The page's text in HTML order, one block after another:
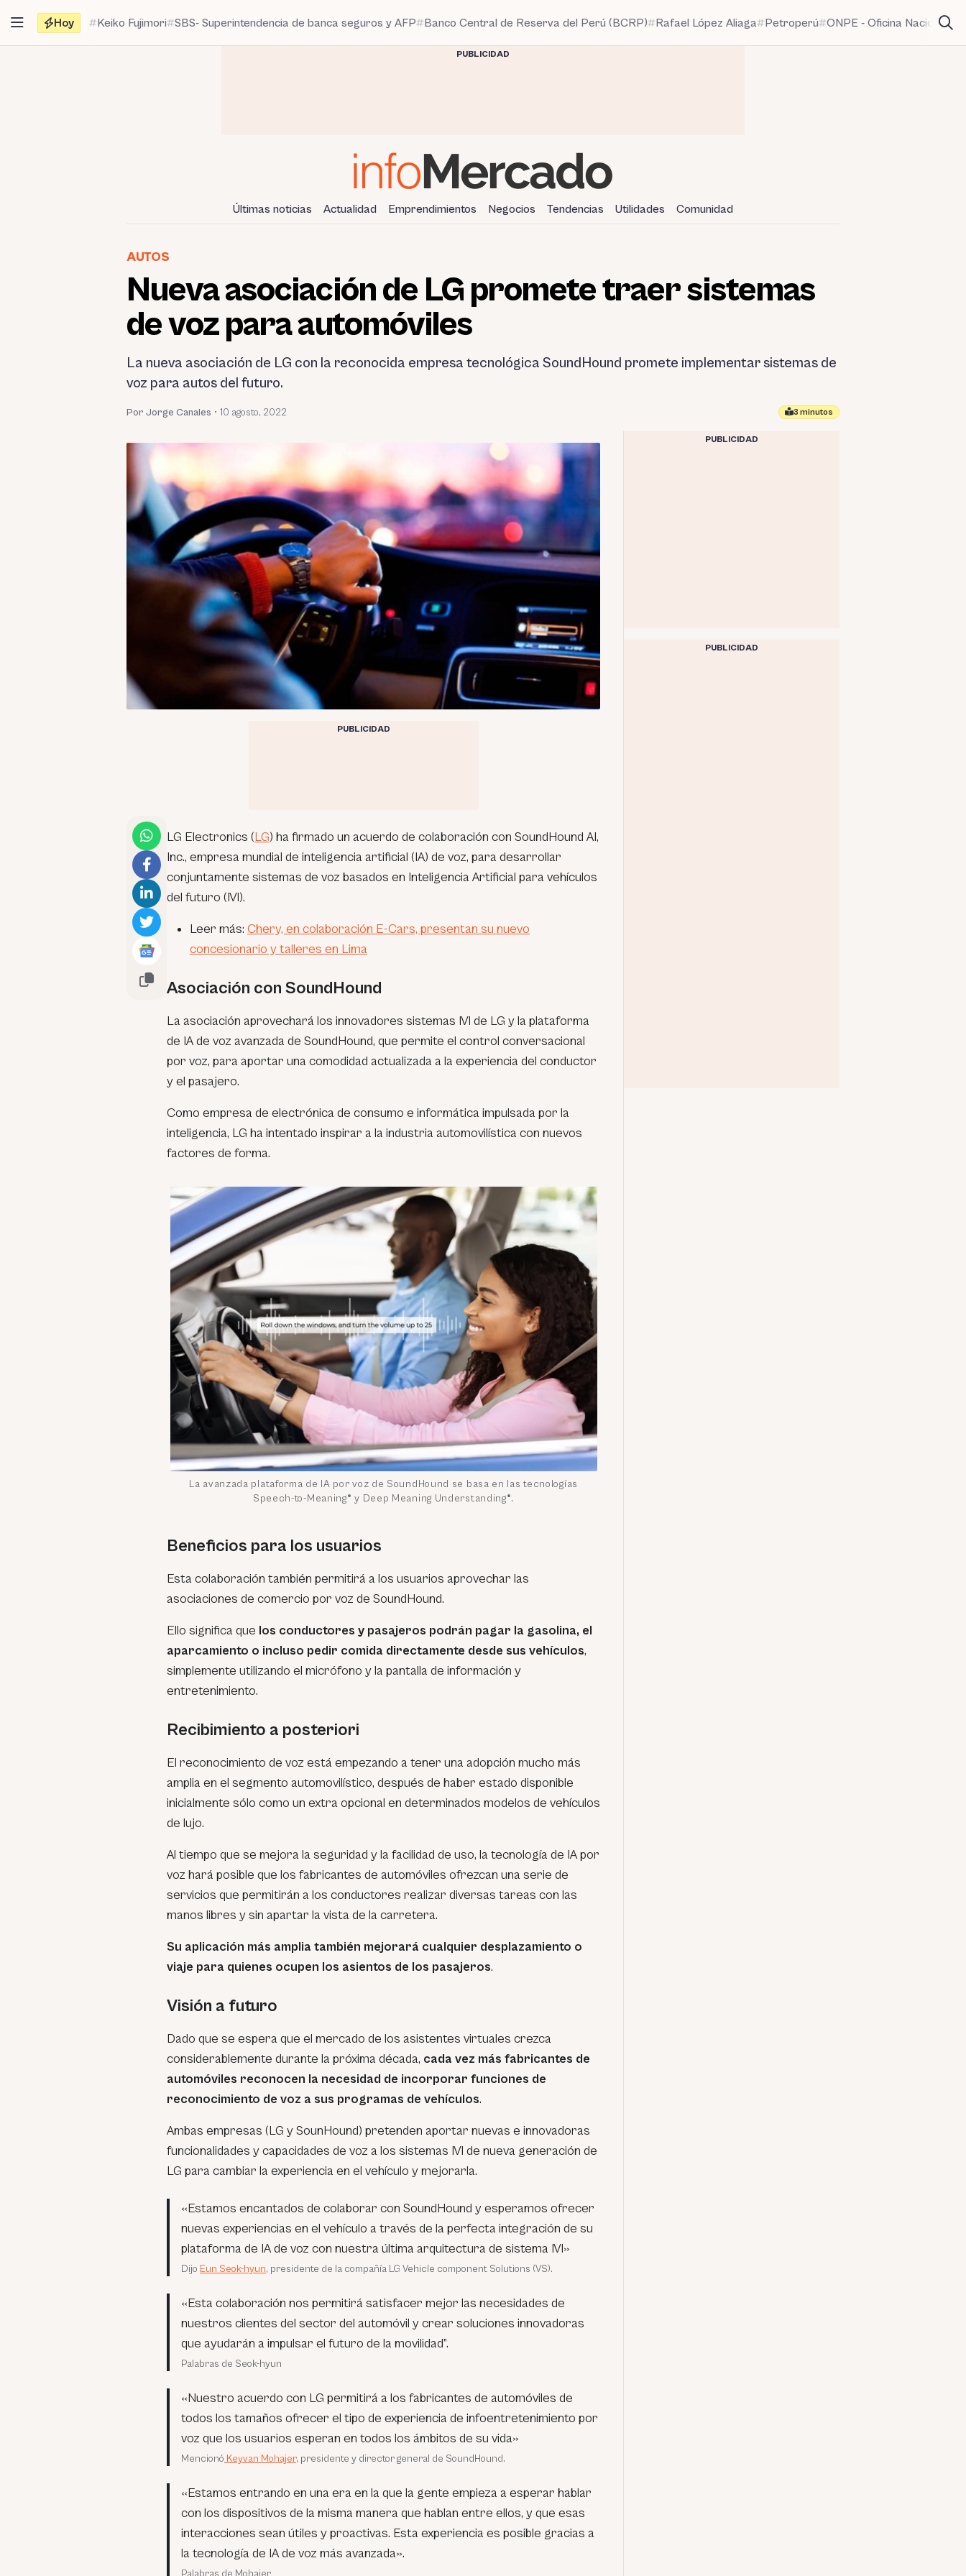
contenido
Hoy Keiko Fujimori SBS- Superintendencia de banca seguros y AFP Banco Central de Reserva del Perú (BCRP) Rafael López Aliaga Petroperú ONPE - Oficina Nacional
PUBLICIDAD
Últimas noticias Actualidad Emprendimientos Negocios Tendencias Utilidades Comunidad
AUTOS
Nueva asociación de LG promete traer sistemas
de voz para automóviles
La nueva asociación de LG con la reconocida empresa tecnológica SoundHound promete implementar sistemas de
voz para autos del futuro.
Por Jorge Canales • 10 agosto, 2022 3 minutos
PUBLICIDAD
LG Electronics (LG) ha firmado un acuerdo de colaboración con SoundHound AI,
Inc., empresa mundial de inteligencia artificial (IA) de voz, para desarrollar
conjuntamente sistemas de voz basados en Inteligencia Artificial para vehículos
del futuro (IVI).
Leer más: Chery, en colaboración E-Cars, presentan su nuevo
concesionario y talleres en Lima
Asociación con SoundHound
La asociación aprovechará los innovadores sistemas IVI de LG y la plataforma
de IA de voz avanzada de SoundHound, que permite el control conversacional
por voz, para aportar una comodidad actualizada a la experiencia del conductor
y el pasajero.
Como empresa de electrónica de consumo e informática impulsada por la
inteligencia, LG ha intentado inspirar a la industria automovilística con nuevos
factores de forma.
La avanzada plataforma de IA por voz de SoundHound se basa en las tecnologías
Speech-to-Meaning® y Deep Meaning Understanding®.
Beneficios para los usuarios
Esta colaboración también permitirá a los usuarios aprovechar las
asociaciones de comercio por voz de SoundHound.
Ello significa que los conductores y pasajeros podrán pagar la gasolina, el
aparcamiento o incluso pedir comida directamente desde sus vehículos,
simplemente utilizando el micrófono y la pantalla de información y
entretenimiento.
Recibimiento a posteriori
El reconocimiento de voz está empezando a tener una adopción mucho más
amplia en el segmento automovilístico, después de haber estado disponible
inicialmente sólo como un extra opcional en determinados modelos de vehículos
de lujo.
Al tiempo que se mejora la seguridad y la facilidad de uso, la tecnología de IA por
voz hará posible que los fabricantes de automóviles ofrezcan una serie de
servicios que permitirán a los conductores realizar diversas tareas con las
manos libres y sin apartar la vista de la carretera.
Su aplicación más amplia también mejorará cualquier desplazamiento o
viaje para quienes ocupen los asientos de los pasajeros.
Visión a futuro
Dado que se espera que el mercado de los asistentes virtuales crezca
considerablemente durante la próxima década, cada vez más fabricantes de
automóviles reconocen la necesidad de incorporar funciones de
reconocimiento de voz a sus programas de vehículos.
Ambas empresas (LG y SounHound) pretenden aportar nuevas e innovadoras
funcionalidades y capacidades de voz a los sistemas IVI de nueva generación de
LG para cambiar la experiencia en el vehículo y mejorarla.
«Estamos encantados de colaborar con SoundHound y esperamos ofrecer
nuevas experiencias en el vehículo a través de la perfecta integración de su
plataforma de IA de voz con nuestra última arquitectura de sistema IVI»
Dijo Eun Seok-hyun, presidente de la compañía LG Vehicle component Solutions (VS).
«Esta colaboración nos permitirá satisfacer mejor las necesidades de
nuestros clientes del sector del automóvil y crear soluciones innovadoras
que ayudarán a impulsar el futuro de la movilidad”.
Palabras de Seok-hyun
«Nuestro acuerdo con LG permitirá a los fabricantes de automóviles de
todos los tamaños ofrecer el tipo de experiencia de infoentretenimiento por
voz que los usuarios esperan en todos los ámbitos de su vida»
Mencionó Keyvan Mohajer, presidente y director general de SoundHound.
«Estamos entrando en una era en la que la gente empieza a esperar hablar
con los dispositivos de la misma manera que hablan entre ellos, y que esas
interacciones sean útiles y proactivas. Esta experiencia es posible gracias a
la tecnología de IA de voz más avanzada».
Palabras de Mohajer
PUBLICIDAD
PUBLICIDAD